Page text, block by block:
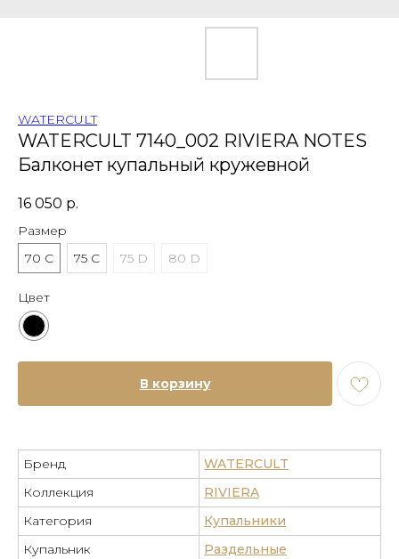
WATERCULT 7140_002 RIVIERA NOTES
Балконет купальный кружевной
WATERCULT
16 050 р.
Размер
70 C
75 C 75 D 80 D
Цвет
В корзину
Бренд
WATERCULT
Коллекция
RIVIERA
Категория
Купальники
Купальник
Раздельные